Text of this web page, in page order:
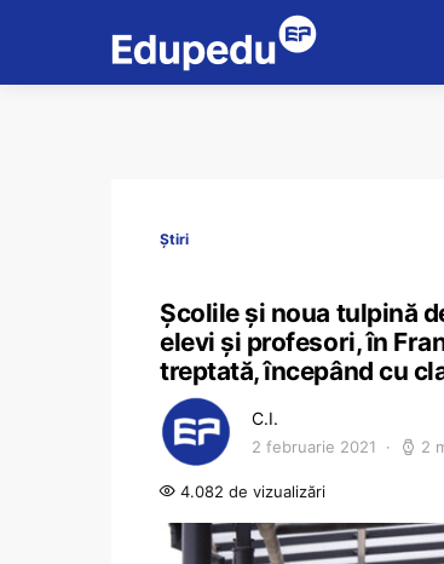
Știri
Școlile și noua tulpină
elevi și profesori, în
treptată, începând cu
C.I.
2 februarie 2021 2
4.082 de vizualizări